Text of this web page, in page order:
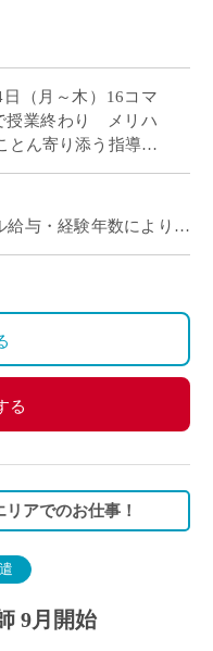
（月～木）16コマ
授業終わり メリハ
とん寄り添う指導が
与・経験年数により変
る
アでのお仕事！
9月開始